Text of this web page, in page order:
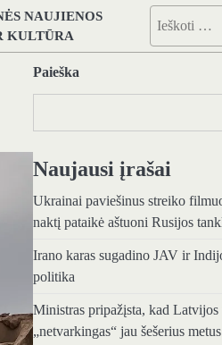
NAUJIENOS
KULTŪRA
Ieškoti:
Paieška
Naujausi įrašai
Ukrainai paviešinus streiko
naktį pataikė aštuoni Rusijos
Irano karas sugadino JAV ir
politika
Ministras pripažįsta, kad Latvijos
„netvarkingas“ jau šešerius metus